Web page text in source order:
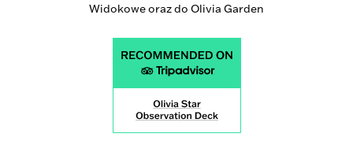
Widokowe oraz do Olivia Garden